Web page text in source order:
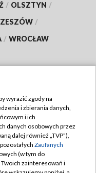
/ OLSZTYN /
/
/ WROCŁAW
wyrazić zgody na
i zbierania danych,
i ich
danych osobowych przez
dalej również „TVP”),
Zaufanych
(w tym do
zainteresowań i